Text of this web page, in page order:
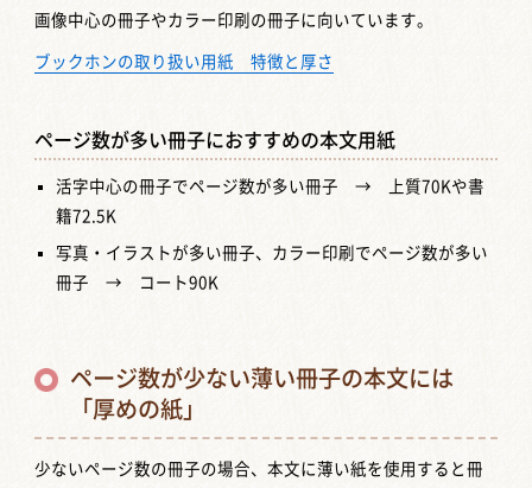
画像中心の冊子やカラー印刷の冊子に向いています。
ブックホンの取り扱い用紙 特徴と厚さ
ページ数が多い冊子におすすめの本文用紙
活字中心の冊子でページ数が多い冊子 → 上質70Kや書
籍72.5K
写真・イラストが多い冊子、カラー印刷でページ数が多い
冊子 → コート90K
ページ数が少ない薄い冊子の本文には
「厚めの紙」
少ないページ数の冊子の場合、本文に薄い紙を使用すると冊